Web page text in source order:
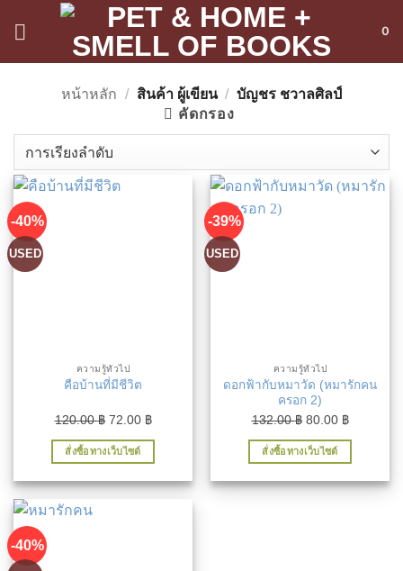
0
หน้าหลัก / สินค้า ผู้เขียน / บัญชร ชวาลศิลป์
คัดกรอง
-40%
USED
ความรู้ทั่วไป
คือบ้านที่มีชีวิต
120.00฿ Original
price
was:
72.00 ฿Current
price
สั่งซื้อทางเว็บไซต์
-39%
USED
ความรู้ทั่วไป
ดอกฟ้ากับหมาวัด (หมารักคน
ครอก 2)
132.00฿ Original
price
was:
80.00 ฿Current
price
สั่งซื้อทางเว็บไซต์
-40%